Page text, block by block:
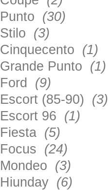
Punto (30)
Stilo (3)
Cinquecento (1)
Grande Punto (1)
Ford (9)
Escort (85-90) (3)
Escort 96 (1)
Fiesta (5)
Focus (24)
Mondeo (3)
Hiunday (6)